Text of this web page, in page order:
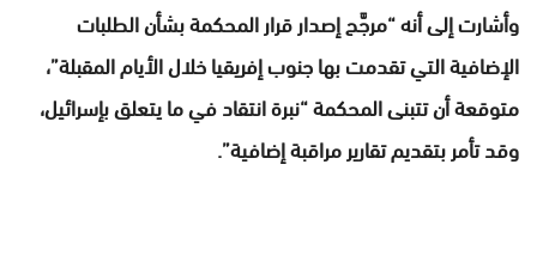
وأشارت إلى أنه “مرجَّح إصدار قرار المحكمة بشأن الطلبات
الإضافية التي تقدمت بها جنوب إفريقيا خلال الأيام المقبلة”،
متوقعة أن تتبنى المحكمة “نبرة انتقاد في ما يتعلق بإسرائيل،
وقد تأمر بتقديم تقارير مراقبة إضافية”.